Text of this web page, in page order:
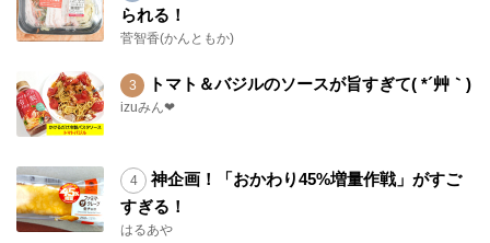
られる！
菅智香(かんともか)
トマト＆バジルのソースが旨すぎて( *´艸｀)
izuみん❤
神企画！「おかわり45%増量作戦」がすご
すぎる！
はるあや